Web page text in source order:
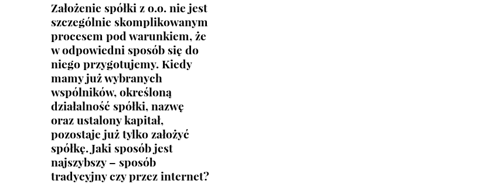
Założenie spółki z o.o. nie jest
szczególnie skomplikowanym
procesem pod warunkiem, że
w odpowiedni sposób się do
niego przygotujemy. Kiedy
mamy już wybranych
wspólników, określoną
działalność spółki, nazwę
oraz ustalony kapitał,
pozostaje już tylko założyć
spółkę. Jaki sposób jest
najszybszy – sposób
tradycyjny czy przez internet?